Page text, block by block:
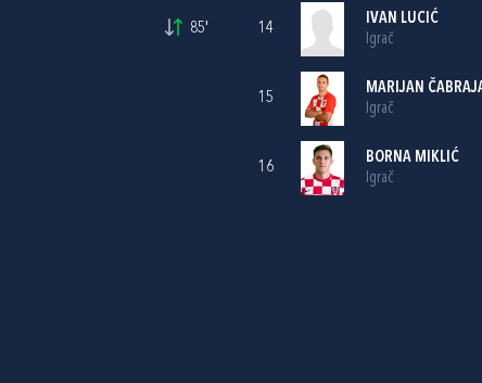
85' 14
IVAN LUCIĆ
Igrač
15
MARIJAN
Igrač
16
BORNA MIKLIĆ
Igrač